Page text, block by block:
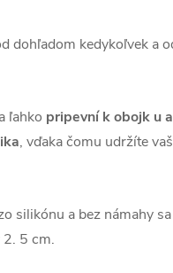
dohľadom kedykoľvek a
ľahko pripevní k obojk u
, vďaka čomu udržíte
silikónu a bez námahy
5 cm.